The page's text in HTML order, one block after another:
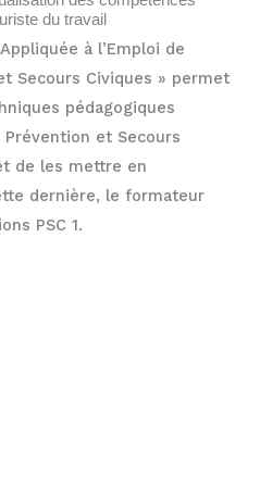
du travail
à l’Emploi de
Secours Civiques » permet
pédagogiques
et Secours
de les mettre en
dernière, le formateur
PSC 1.